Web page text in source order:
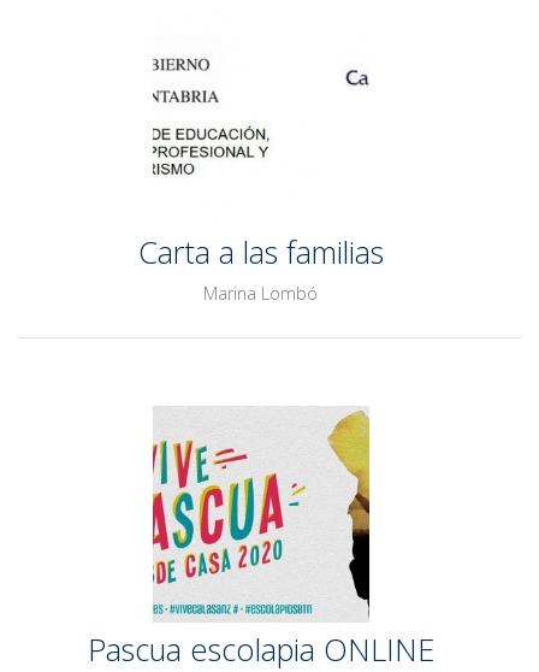
Carta a las familias
Marina Lombó
Pascua escolapia ONLINE